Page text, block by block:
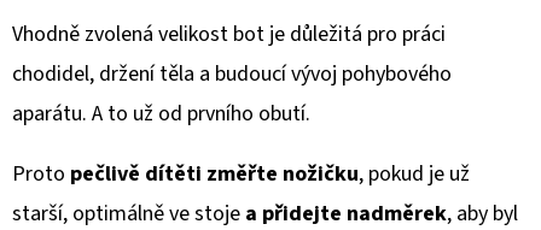
Vhodně zvolená velikost bot je důležitá pro práci
chodidel, držení těla a budoucí vývoj pohybového
aparátu. A to už od prvního obutí.
Proto pečlivě dítěti změřte nožičku, pokud je už
starší, optimálně ve stoje a přidejte nadměrek, aby byl